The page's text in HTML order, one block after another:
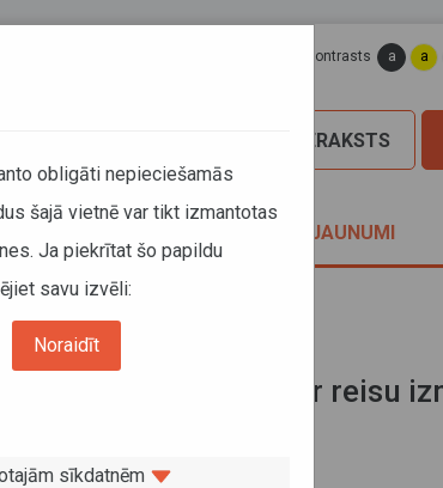
Lapas kontrasts a a
PIERAKSTS
JAUNUMI
divās svētku nedēļās
braucienus līdz ar reisu
obligāti nepieciešamās
šajā vietnē var tikt izmantotas
Ja piekrītat šo papildu
savu izvēli:
Noraidīt
sīkdatnēm